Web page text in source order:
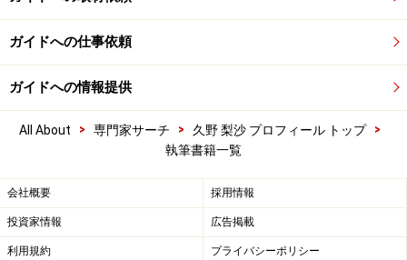
ガイドへの仕事依頼
ガイドへの情報提供
All About > 専門家サーチ > 久野 梨沙 プロフィール トップ
>
執筆書籍一覧
会社概要 採用情報
投資家情報 広告掲載
利用規約 プライバシーポリシー